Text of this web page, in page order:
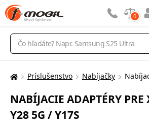
Vyhľadávanie
0
Tu
nachádzate:
Príslušenstvo Nabíjačky
NABÍJACIE ADAPTÉRY
Y28 5G / Y17S